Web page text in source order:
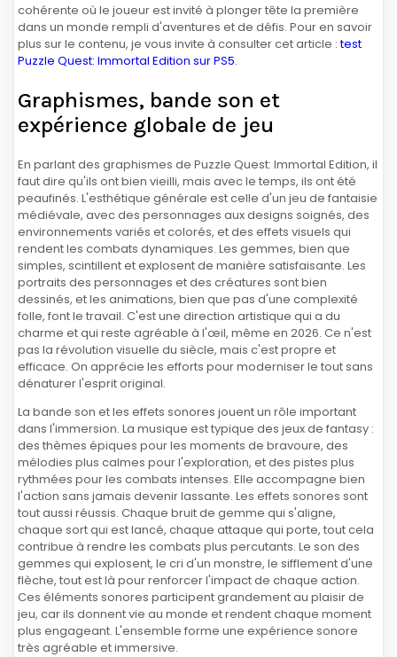
cohérente où le joueur est invité à plonger tête la première
dans un monde rempli d'aventures et de défis. Pour en savoir
plus sur le contenu, je vous invite à consulter cet article :test
Puzzle Quest: Immortal Edition sur PS5.
Graphismes, bande son et
expérience globale de jeu
En parlant des graphismes de Puzzle Quest: Immortal Edition, il
faut dire qu'ils ont bien vieilli, mais avec le temps, ils ont été
peaufinés. L'esthétique générale est celle d'un jeu de fantaisie
médiévale, avec des personnages aux designs soignés, des
environnements variés et colorés, et des effets visuels qui
rendent les combats dynamiques. Les gemmes, bien que
simples, scintillent et explosent de manière satisfaisante. Les
portraits des personnages et des créatures sont bien
dessinés, et les animations, bien que pas d'une complexité
folle, font le travail. C'est une direction artistique qui a du
charme et qui reste agréable à l'œil, même en 2026. Ce n'est
pas la révolution visuelle du siècle, mais c'est propre et
efficace. On apprécie les efforts pour moderniser le tout sans
dénaturer l'esprit original.
La bande son et les effets sonores jouent un rôle important
dans l'immersion. La musique est typique des jeux de fantasy :
des thèmes épiques pour les moments de bravoure, des
mélodies plus calmes pour l'exploration, et des pistes plus
rythmées pour les combats intenses. Elle accompagne bien
l'action sans jamais devenir lassante. Les effets sonores sont
tout aussi réussis. Chaque bruit de gemme qui s'aligne,
chaque sort qui est lancé, chaque attaque qui porte, tout cela
contribue à rendre les combats plus percutants. Le son des
gemmes qui explosent, le cri d'un monstre, le sifflement d'une
flèche, tout est là pour renforcer l'impact de chaque action.
Ces éléments sonores participent grandement au plaisir de
jeu, car ils donnent vie au monde et rendent chaque moment
plus engageant. L'ensemble forme une expérience sonore
très agréable et immersive.